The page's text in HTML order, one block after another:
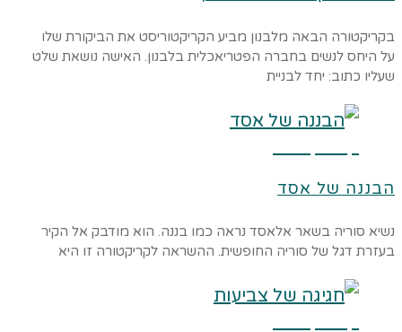
בקריקטורה הבאה מלבנון מביע הקריקטוריסט את הביקורת שלו
על היחס לנשים בחברה הפטריאכלית בלבנון. האישה נושאת שלט
שעליו כתוב: יחד לבניית
הבננה של אסד
נשיא סוריה בשאר אלאסד נראה כמו בננה. הוא מודבק אל הקיר
בעזרת דגל של סוריה החופשית. ההשראה לקריקטורה זו היא